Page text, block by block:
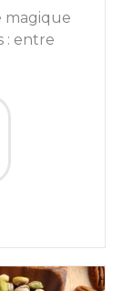
magique
: entre